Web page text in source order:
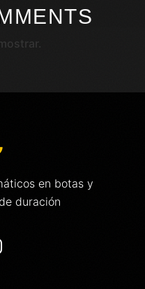
en botas y
duración